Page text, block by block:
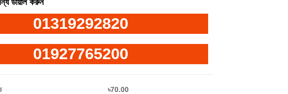
ডায়াল করুন
01319292820
01927765200
৳70.00